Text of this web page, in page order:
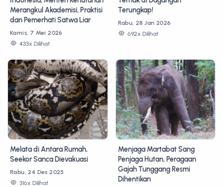
Merangkul Akademisi, Praktisi
dan Pemerhati Satwa Liar
Kamis, 7 Mei 2026
433x Dilihat
Terungkap!
Rabu, 28 Jan 2026
692x Dilihat
Melata di Antara Rumah,
Seekor Sanca Dievakuasi
Rabu, 24 Des 2025
316x Dilihat
Menjaga Martabat Sang
Penjaga Hutan, Peragaan
Gajah Tunggang Resmi
Dihentikan